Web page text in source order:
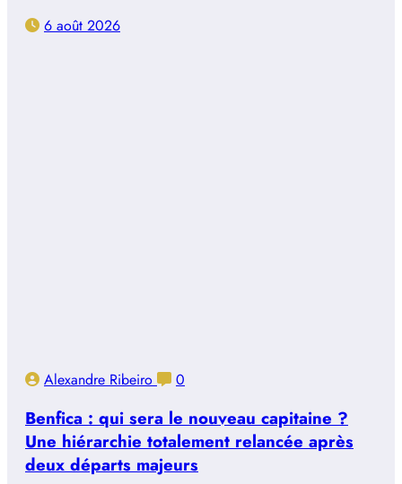
6 août 2026
Alexandre Ribeiro 0
Benfica : qui sera le nouveau capitaine ?
Une hiérarchie totalement relancée après
deux départs majeurs